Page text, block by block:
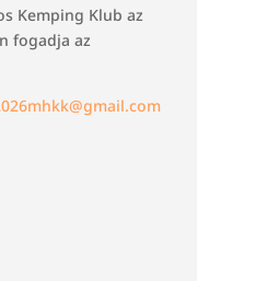
Kemping Klub az
fogadja az